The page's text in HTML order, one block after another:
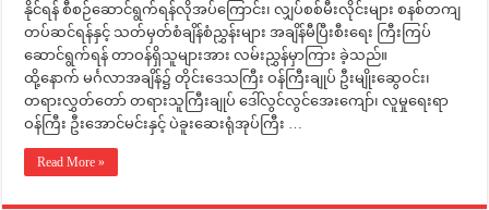
နိုင်ရန် စီစဉ်ဆောင်ရွက်ရန်လိုအပ်ကြောင်း၊ လျှပ်စစ်မီးလိုင်းများ စနစ်တကျ
တပ်ဆင်ရန်နှင့် သတ်မှတ်စံချိန်စံညွှန်းများ အချိန်မီပြီးစီးရေး ကြီးကြပ်
ဆောင်ရွက်ရန် တာဝန်ရှိသူများအား လမ်းညွှန်မှာကြား ခဲ့သည်။
ထို့နောက် မင်္ဂလာအချိန်၌ တိုင်းဒေသကြီး ဝန်ကြီးချုပ် ဦးမျိုးဆွေဝင်း၊
တရားလွှတ်တော် တရားသူကြီးချုပ် ဒေါ်လွင်လွင်အေးကျော်၊ လူမှုရေးရာ
ဝန်ကြီး ဦးအောင်မင်းနှင့် ပဲခူးဆေးရုံအုပ်ကြီး …
Read More »